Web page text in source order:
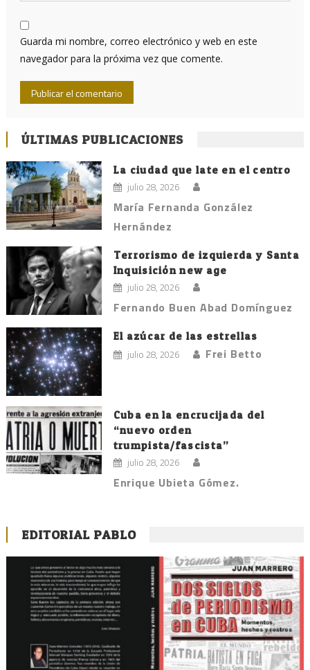
Guarda mi nombre, correo electrónico y web en este
navegador para la próxima vez que comente.
ÚLTIMAS PUBLICACIONES
La ciudad que late en el centro
julio 28, 2026
María Fernanda González
Hernández
Terrorismo de izquierda y Santa
Inquisición new age
julio 28, 2026
Fernando Buen Abad Domínguez
El azúcar de las estrellas
julio 28, 2026 Frei Betto
Cuba en la encrucijada del
“nuevo orden
trumpista/fascista”
julio 28, 2026
Enrique Ubieta Gómez.
EDITORIAL PABLO